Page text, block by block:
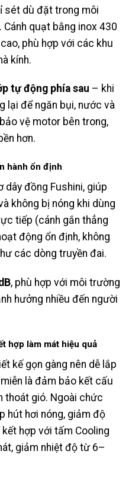
sét dù đặt trong môi
quạt bằng inox 430
phù hợp với các khu
kính.
tự động phía sau – khi
lại để ngăn bụi, nước và
vệ motor bên trong,
hơn.
hành ổn định
dây đồng Fushini, giúp
không bị nóng khi dùng
tiếp (cánh gắn thẳng
động ổn định, không
các dòng truyền đai.
, phù hợp với môi trường
hưởng nhiều đến người
hợp làm mát hiệu quả
kế gọn gàng nên dễ lắp
là đảm bảo kết cấu
thoát gió. Ngoài chức
hút hơi nóng, giảm độ
hợp với tấm Cooling
giảm nhiệt độ từ 6–